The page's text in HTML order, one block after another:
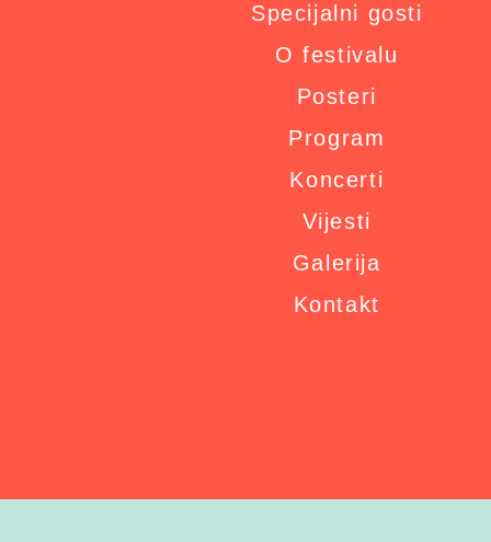
Specijalni gosti
O festivalu
Posteri
Program
Koncerti
Vijesti
Galerija
Kontakt